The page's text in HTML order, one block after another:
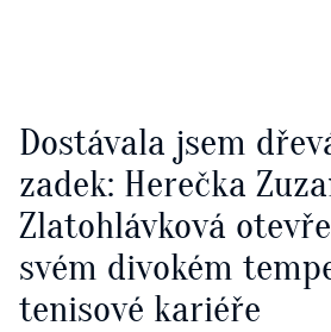
Dostávala jsem
zadek: Herečka
Zlatohlávková
svém divokém
tenisové kariéře